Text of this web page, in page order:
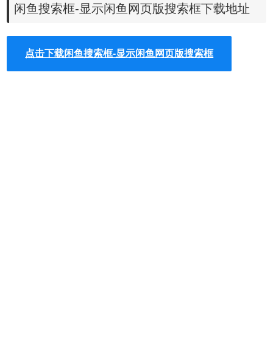
闲鱼搜索框-显示闲鱼网页版搜索框下载地址
点击下载闲鱼搜索框-显示闲鱼网页版搜索框